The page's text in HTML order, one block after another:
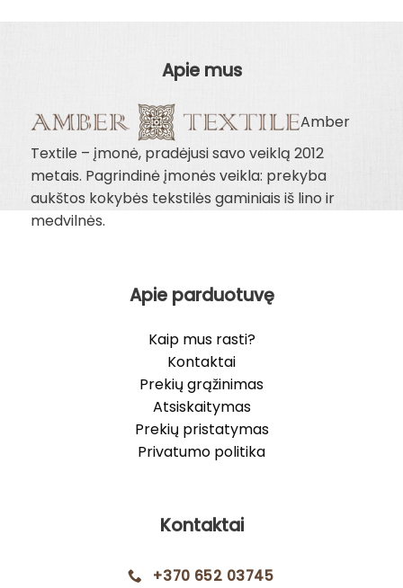
Apie mus
Amber
Textile – įmonė, pradėjusi savo veiklą 2012
metais. Pagrindinė įmonės veikla: prekyba
aukštos kokybės tekstilės gaminiais iš lino ir
medvilnės.
Apie parduotuvę
Kaip mus rasti?
Kontaktai
Prekių grąžinimas
Atsiskaitymas
Prekių pristatymas
Privatumo politika
Kontaktai
+370 652 03745